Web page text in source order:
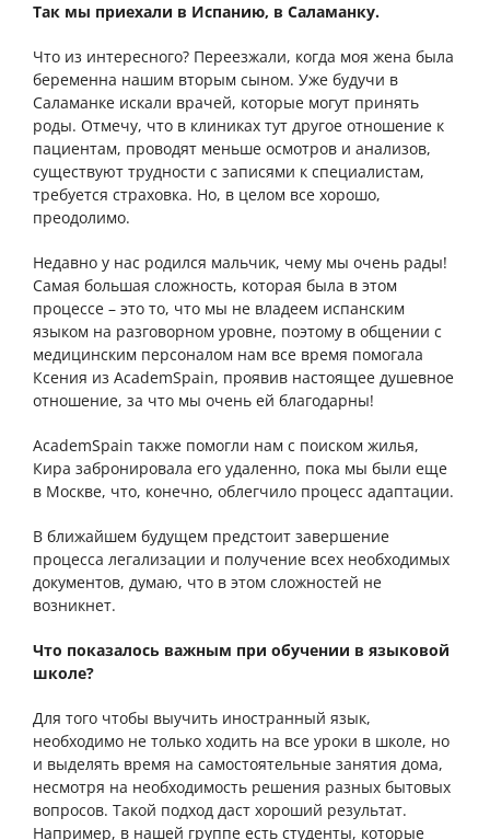
Так мы приехали в Испанию, в Саламанку.
Что из интересного? Переезжали, когда моя жена была
беременна нашим вторым сыном. Уже будучи в
Саламанке искали врачей, которые могут принять
роды. Отмечу, что в клиниках тут другое отношение к
пациентам, проводят меньше осмотров и анализов,
существуют трудности с записями к специалистам,
требуется страховка. Но, в целом все хорошо,
преодолимо.
Недавно у нас родился мальчик, чему мы очень рады!
Самая большая сложность, которая была в этом
процессе – это то, что мы не владеем испанским
языком на разговорном уровне, поэтому в общении с
медицинским персоналом нам все время помогала
Ксения из AcademSpain, проявив настоящее душевное
отношение, за что мы очень ей благодарны!
AcademSpain также помогли нам с поиском жилья,
Кира забронировала его удаленно, пока мы были еще
в Москве, что, конечно, облегчило процесс адаптации.
В ближайшем будущем предстоит завершение
процесса легализации и получение всех необходимых
документов, думаю, что в этом сложностей не
возникнет.
Что показалось важным при обучении в языковой
школе?
Для того чтобы выучить иностранный язык,
необходимо не только ходить на все уроки в школе, но
и выделять время на самостоятельные занятия дома,
несмотря на необходимость решения разных бытовых
вопросов. Такой подход даст хороший результат.
Например, в нашей группе есть студенты, которые